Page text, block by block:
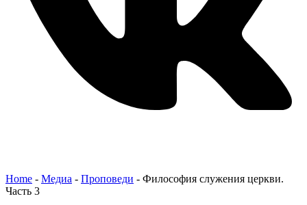
Home - Медиа - Проповеди - Философия служения церкви.
Часть 3